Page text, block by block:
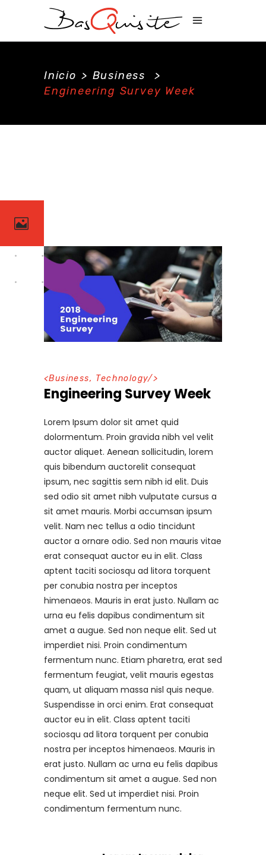
Inicio > Business
>
Engineering Survey Week
<Business, Technology/>
Engineering Survey Week
Lorem Ipsum dolor sit amet quid
dolormentum. Proin gravida nibh vel velit
auctor aliquet. Aenean sollicitudin, lorem
quis bibendum auctorelit consequat
ipsum, nec sagittis sem nibh id elit. Duis
sed odio sit amet nibh vulputate cursus a
sit amet mauris. Morbi accumsan ipsum
velit. Nam nec tellus a odio tincidunt
auctor a ornare odio. Sed non mauris vitae
erat consequat auctor eu in elit. Class
aptent taciti sociosqu ad litora torquent
per conubia nostra per inceptos
himenaeos. Mauris in erat justo. Nullam ac
urna eu felis dapibus condimentum sit
amet a augue. Sed non neque elit. Sed ut
imperdiet nisi. Proin condimentum
fermentum nunc. Etiam pharetra, erat sed
fermentum feugiat, velit mauris egestas
quam, ut aliquam massa nisl quis neque.
Suspendisse in orci enim. Erat consequat
auctor eu in elit. Class aptent taciti
sociosqu ad litora torquent per conubia
nostra per inceptos himenaeos. Mauris in
erat justo. Nullam ac urna eu felis dapibus
condimentum sit amet a augue. Sed non
neque elit. Sed ut imperdiet nisi. Proin
condimentum fermentum nunc.